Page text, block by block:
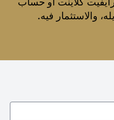
والاستثمار فيه.